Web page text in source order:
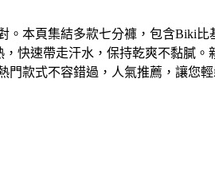
本頁集結多款七分褲，包含Biki比
快速帶走汗水，保持乾爽不黏膩。
款式不容錯過，人氣推薦，讓您